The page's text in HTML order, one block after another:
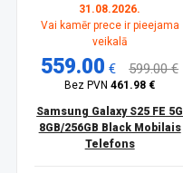
31.08.2026.
Vai kamēr prece ir pieejama
veikalā
559.00 € 599.00 €
Bez PVN461.98 €
Samsung Galaxy S25 FE 5G
8GB/256GB Black Mobilais
Telefons